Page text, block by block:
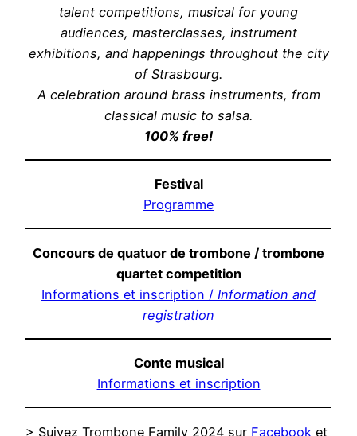
talent competitions, musical for young
audiences, masterclasses, instrument
exhibitions, and happenings throughout the city
of Strasbourg.
A celebration around brass instruments, from
classical music to salsa.
100% free!
Festival
Programme
Concours de quatuor de trombone / trombone
quartet competition
Informations et inscription / Information and
registration
Conte musical
Informations et inscription
> Suivez Trombone Family 2024 sur Facebook et